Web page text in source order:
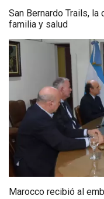
San Bernardo Trails,
familia y salud
Marocco recibió al